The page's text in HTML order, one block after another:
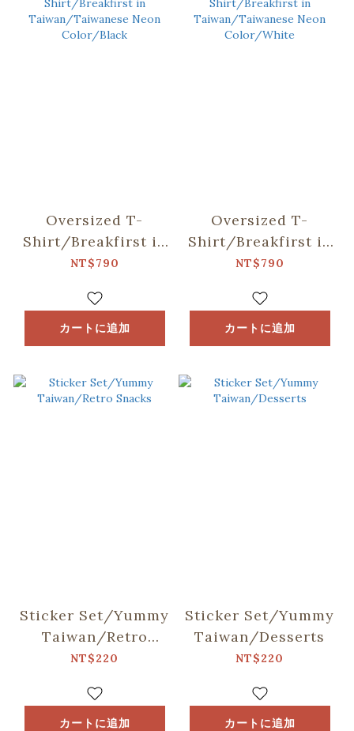
Oversized T-
Shirt/Breakfirst in
Taiwan/Taiwanese
NT$790
カートに追加
Oversized T-
Shirt/Breakfirst in
Taiwan/Taiwanese
NT$790
カートに追加
Sticker Set/Yummy
Taiwan/Retro
Snacks
NT$220
カートに追加
Sticker Set/Yummy
Taiwan/Desserts
NT$220
カートに追加